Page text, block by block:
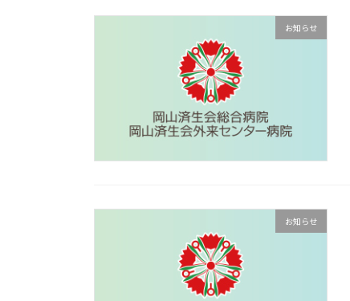
お知らせ
お知らせ